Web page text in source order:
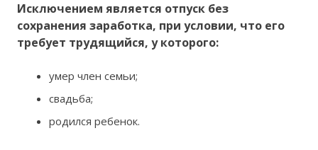
Исключением является отпуск без
сохранения заработка, при условии, что его
требует трудящийся, у которого:
умер член семьи;
свадьба;
родился ребенок.